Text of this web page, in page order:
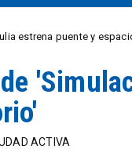
y espacios
ACTIVA